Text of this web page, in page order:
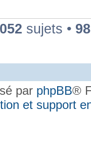
sujets •
par phpBB®
et support